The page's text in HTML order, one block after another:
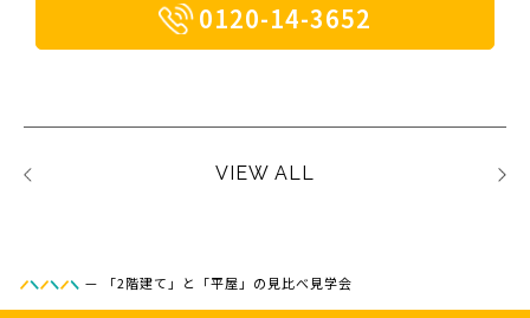
0120-14-3652
VIEW ALL
— 「2階建て」と「平屋」の見比べ見学会